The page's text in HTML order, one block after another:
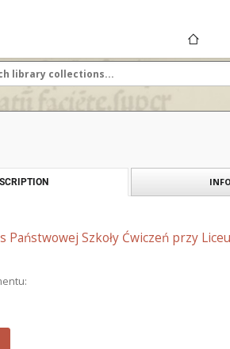
Państwowej Szkoły Ćwiczeń przy